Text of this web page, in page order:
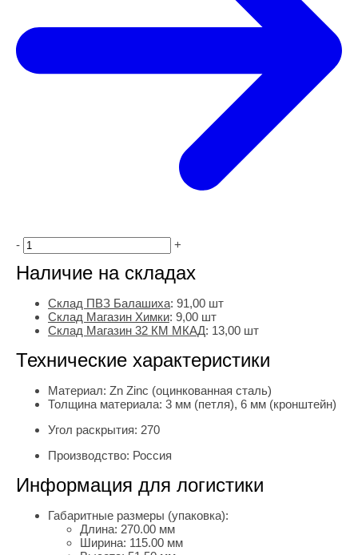
- +
Наличие на складах
Склад ПВЗ Балашиха: 91,00 шт
Склад Магазин Химки: 9,00 шт
Склад Магазин 32 КМ МКАД: 13,00 шт
Технические характеристики
Материал: Zn Zinc (оцинкованная сталь)
Толщина материала: 3 мм (петля), 6 мм (кронштейн)
Угол раскрытия: 270
Производство: Россия
Информация для логистики
Габаритные размеры (упаковка):
Длина: 270.00 мм
Ширина: 115.00 мм